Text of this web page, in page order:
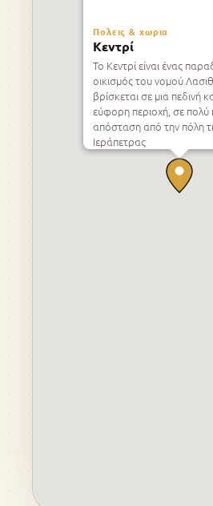
Πολεις & χωρια
Κεντρί
Το Κεντρί είναι ένας
οικισμός του νομού
βρίσκεται σε μια πεδινή
εύφορη περιοχή, σε πολύ
απόσταση από την πόλη
Ιεράπετρας